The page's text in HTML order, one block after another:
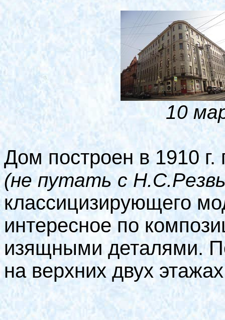
10
Дом построен в 1910
(не путать с
классицизирующего
интересное по
изящными деталями.
на верхних двух